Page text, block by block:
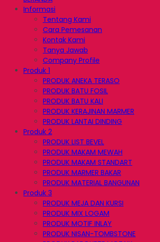
Informasi
Tentang Kami
Cara Pemesanan
Kontak Kami
Tanya Jawab
Company Profile
Produk 1
PRODUK ANEKA TERASO
PRODUK BATU FOSIL
PRODUK BATU KALI
PRODUK KERAJINAN MARMER
PRODUK LANTAI DINDING
Produk 2
PRODUK LIST BEVEL
PRODUK MAKAM MEWAH
PRODUK MAKAM STANDART
PRODUK MARMER BAKAR
PRODUK MATERIAL BANGUNAN
Produk 3
PRODUK MEJA DAN KURSI
PRODUK MIX LOGAM
PRODUK MOTIF INLAY
PRODUK NISAN-TOMBSTONE